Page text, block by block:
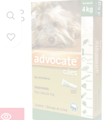
ESGO
TADO